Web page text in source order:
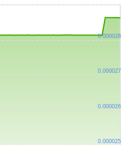
0.000025
0.000026
0.000027
0.000028